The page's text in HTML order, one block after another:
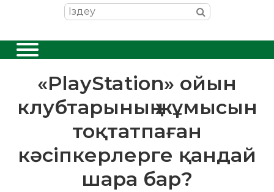
«PlayStation» ойын
клубтарының жұмысын
тоқтатпаған
кәсіпкерлерге қандай
шара бар?